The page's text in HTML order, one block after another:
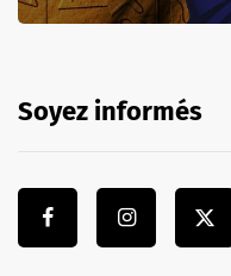
Soyez informés